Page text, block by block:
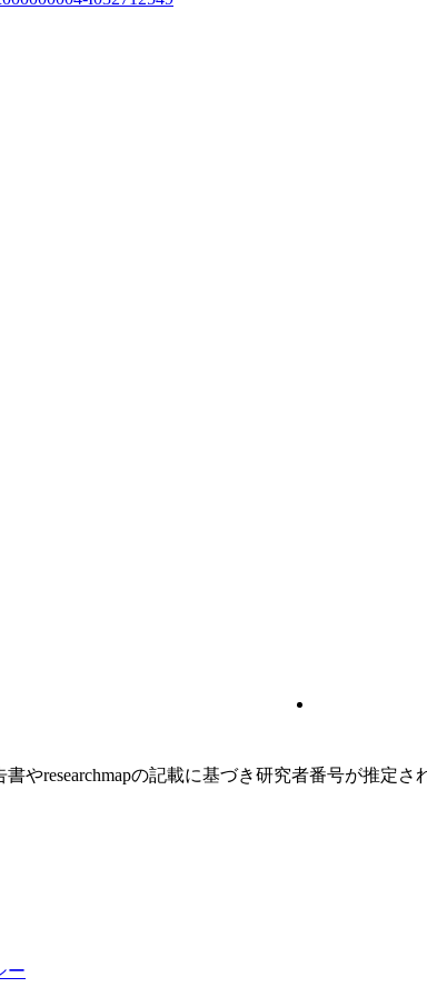
やresearchmapの記載に基づき研究者番号が推定さ
ー